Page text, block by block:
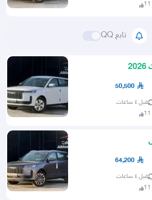
تابع QQ
50,500
قبل ٤ ساعات
64,200
قبل ٤ ساعات